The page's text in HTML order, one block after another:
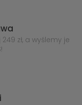
249 zł, a wyślemy je